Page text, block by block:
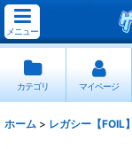
メニュー
カテゴリ マイページ
ホーム > レガシー【FOIL】